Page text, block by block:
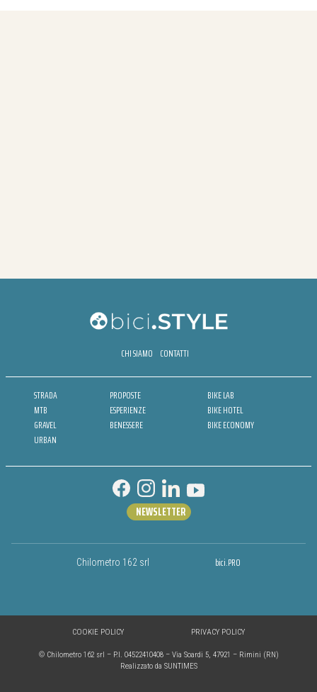
CHI SIAMO CONTATTI
STRADA
MTB
GRAVEL
URBAN
PROPOSTE
ESPERIENZE
BENESSERE
BIKE LAB
BIKE HOTEL
BIKE ECONOMY
Chilometro 162 srl bici.PRO
NEWSLETTER
© Chilometro 162 srl – P.I. 04522410408 – Via Soardi 5, 47921 – Rimini (RN)
Realizzato da SUNTIMES
COOKIE POLICY PRIVACY POLICY